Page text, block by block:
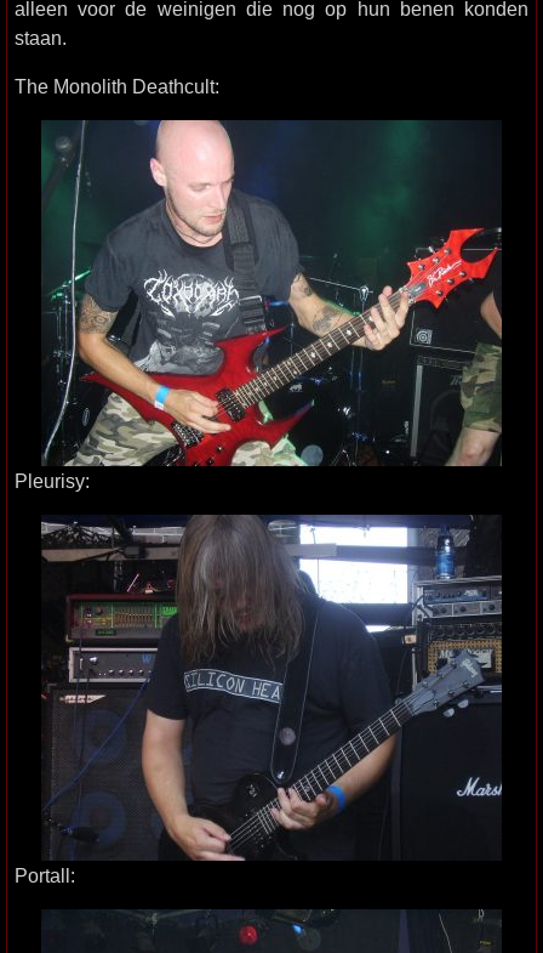
alleen voor de weinigen die nog op hun benen konden
staan.
The Monolith Deathcult:
Pleurisy:
Portall: